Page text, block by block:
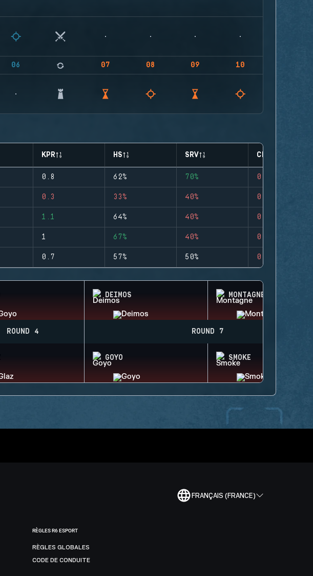
06 07 08 09 10
KPR HS SRV CLUTCHES
0.8 62% 70% 0
0.3 33% 40% 0
1.1 64% 40% 0
1 67% 40% 0
0.7 57% 50% 0
DEIMOS MONTAGNE
ROUND 4 ROUND 7
GOYO SMOKE
FRANÇAIS (FRANCE)
RÈGLES R6 ESPORT
RÈGLES GLOBALES
CODE DE CONDUITE